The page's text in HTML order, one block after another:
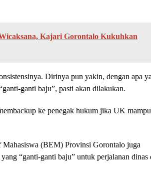
Kajari Gorontalo Kukuhkan
Dirinya pun yakin, dengan apa
ganti baju”, pasti akan dilakukan.
ke penegak hukum jika UK mampu
(BEM) Provinsi Gorontalo juga
“ganti-ganti baju” untuk perjalanan dinas